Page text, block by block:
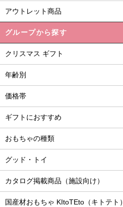
アウトレット商品
グループから探す
クリスマス ギフト
年齢別
価格帯
ギフトにおすすめ
おもちゃの種類
グッド・トイ
カタログ掲載商品（施設向け）
国産材おもちゃ KItoTEto（キトテト）